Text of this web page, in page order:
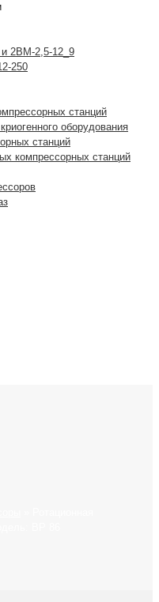
2ВМ-2,5-12_9
250
станций
оборудования
станций
компрессорных станций